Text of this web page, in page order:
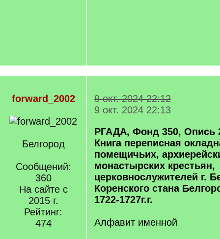
forward_2002
Белгород
Сообщений:
360
На сайте с
2015 г.
Рейтинг:
474
9 окт. 2024 22:12
9 окт. 2024 22:13
РГАДА, Фонд 350, Опись
Книга переписная
помещичьих,
монастырских крестьян,
церковнослужителей г.
Коренского стана
1722-1727г.г.
Алфавит именной